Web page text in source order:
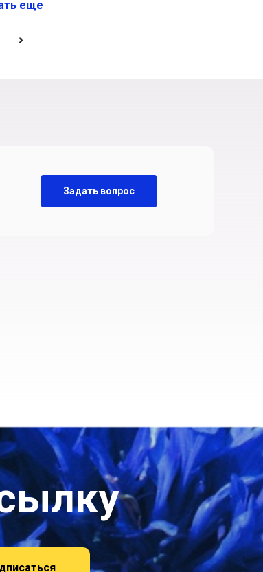
еще
Задать вопрос